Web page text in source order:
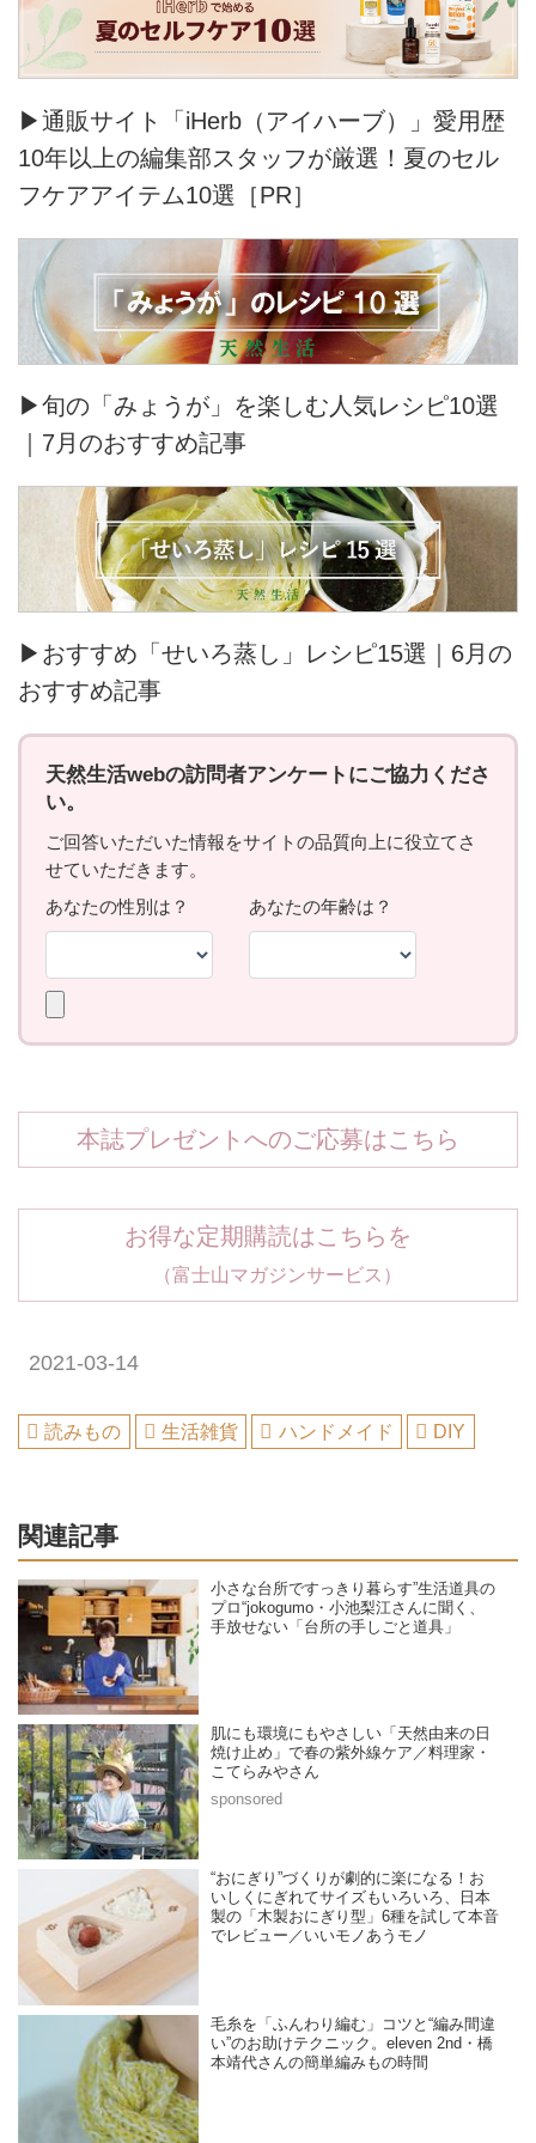
▶通販サイト「iHerb（アイハーブ）」愛用歴
10年以上の編集部スタッフが厳選！夏のセル
フケアアイテム10選［PR］
▶旬の「みょうが」を楽しむ人気レシピ10選
｜7月のおすすめ記事
▶おすすめ「せいろ蒸し」レシピ15選｜6月の
おすすめ記事
本誌プレゼントへのご応募はこちら
お得な定期購読はこちらを
（富士山マガジンサービス）
2021-03-14
読みもの 生活雑貨 ハンドメイド DIY
関連記事
小さな台所ですっきり暮らす”生活道具の
プロ“jokogumo・小池梨江さんに聞く、
手放せない「台所の手しごと道具」
肌にも環境にもやさしい「天然由来の日
焼け止め」で春の紫外線ケア／料理家・
こてらみやさん
“おにぎり”づくりが劇的に楽になる！お
いしくにぎれてサイズもいろいろ、日本
製の「木製おにぎり型」6種を試して本音
でレビュー／いいモノあうモノ
毛糸を「ふんわり編む」コツと“編み間違
い”のお助けテクニック。eleven 2nd・橋
本靖代さんの簡単編みもの時間